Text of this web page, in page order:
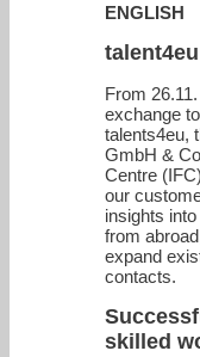
ENGLISH
From
exchange
talents4eu,
GmbH &
Centre
our
insights
from
expand
contacts.
skilled